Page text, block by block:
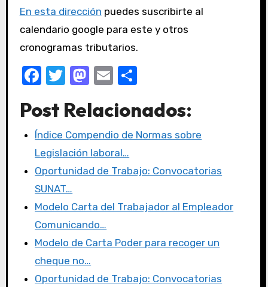
En esta dirección puedes suscribirte al
calendario google para este y otros
cronogramas tributarios.
F
c
e
b
o
o
k
T
it
te
r
M
st
o
d
o
E
ail
C
m
p
tir
Post Relacionados:
Índice Compendio de Normas sobre
Legislación laboral…
Oportunidad de Trabajo: Convocatorias
SUNAT…
Modelo Carta del Trabajador al Empleador
Comunicando…
Modelo de Carta Poder para recoger un
cheque no…
Oportunidad de Trabajo: Convocatorias